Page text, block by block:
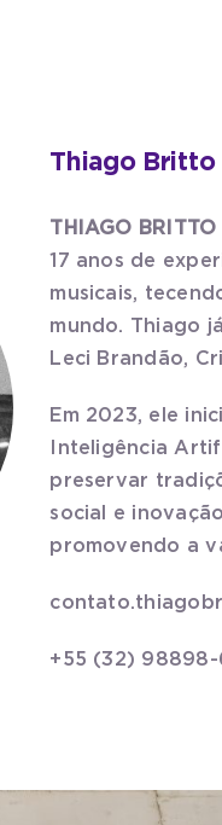
Thiago Britto
THIAGO BRITTO
17 anos de
musicais,
mundo. Thiago
Leci Brandão,
Em 2023, ele
Inteligência
preservar
social e
promovendo a
+55 (32) 98898-